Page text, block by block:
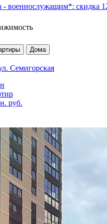
- военнослужащим*: скидка
Дома
Семигорская
руб.